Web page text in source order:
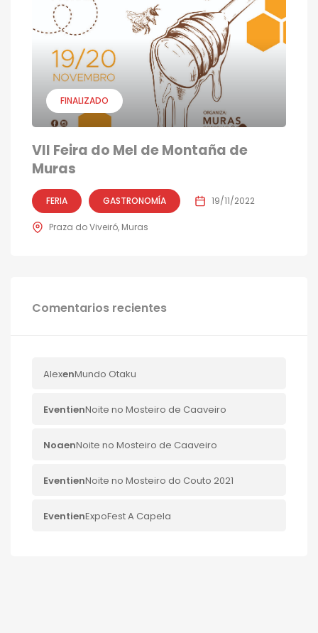
FINALIZADO
VII Feira do Mel de Montaña de
Muras
FERIA GASTRONOMÍA 19/11/2022
Praza do Viveiró, Muras
Comentarios recientes
AlexenMundo Otaku
EventienNoite no Mosteiro de Caaveiro
NoaenNoite no Mosteiro de Caaveiro
EventienNoite no Mosteiro do Couto 2021
EventienExpoFest A Capela